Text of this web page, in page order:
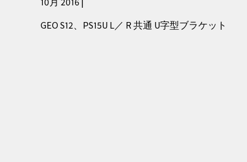
GEO S12、PS15U L／ R 共通 U字型ブラケット